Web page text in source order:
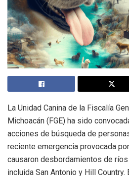
La Unidad Canina de la Fiscalía
Michoacán (FGE) ha sido
acciones de búsqueda de
reciente emergencia provocada
causaron desbordamientos de
incluida San Antonio y Hill